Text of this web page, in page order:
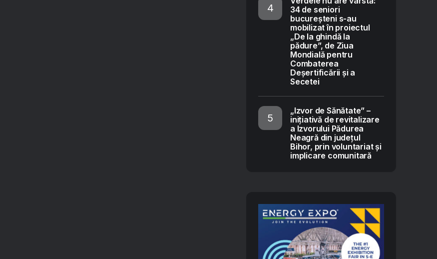
34 de seniori
bucureșteni s-au
mobilizat în proiectul
„De la ghindă la
pădure”, de Ziua
Mondială pentru
Combaterea
Deșertificării și a
Secetei
„Izvor de Sănătate” –
inițiativă de revitalizare
a Izvorului Pădurea
Neagră din județul
Bihor, prin voluntariat și
implicare comunitară